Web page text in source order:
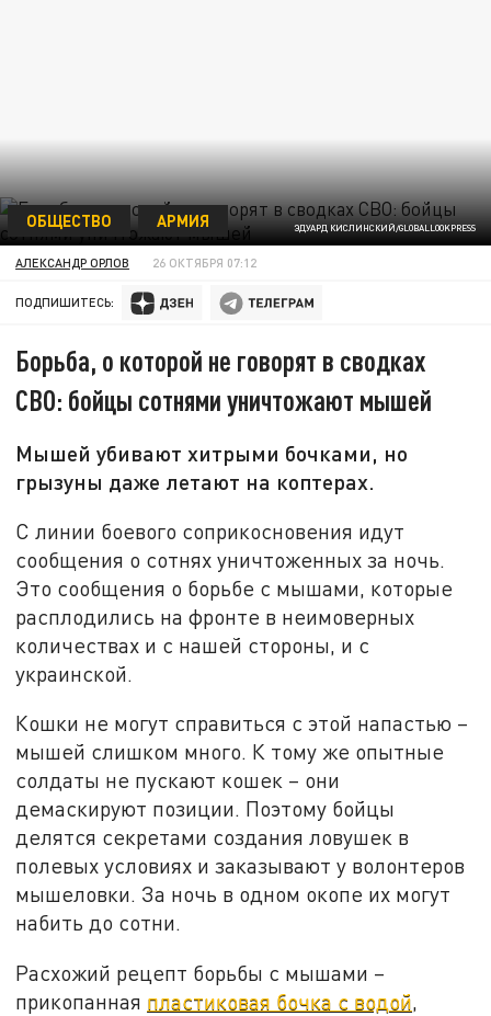
ЭДУАРД КИСЛИНСКИЙ/GLOBALLOOKPRESS
ОБЩЕСТВО АРМИЯ
АЛЕКСАНДР ОРЛОВ 26 ОКТЯБРЯ 07:12
ПОДПИШИТЕСЬ:
Борьба, о которой не говорят в сводках
СВО: бойцы сотнями уничтожают мышей
Мышей убивают хитрыми бочками, но
грызуны даже летают на коптерах.
С линии боевого соприкосновения идут
сообщения о сотнях уничтоженных за ночь.
Это сообщения о борьбе с мышами, которые
расплодились на фронте в неимоверных
количествах и с нашей стороны, и с
украинской.
Кошки не могут справиться с этой напастью –
мышей слишком много. К тому же опытные
солдаты не пускают кошек – они
демаскируют позиции. Поэтому бойцы
делятся секретами создания ловушек в
полевых условиях и заказывают у волонтеров
мышеловки. За ночь в одном окопе их могут
набить до сотни.
Расхожий рецепт борьбы с мышами –
прикопанная пластиковая бочка с водой,